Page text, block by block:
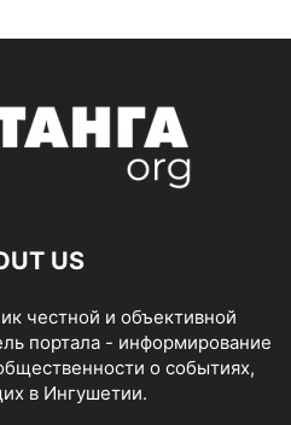
US
честной и объективной
портала - информирование
о событиях,
в Ингушетии.